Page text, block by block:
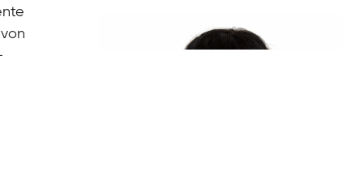
Klavier / Piano / Flügel
Klavier / Piano / Flügel